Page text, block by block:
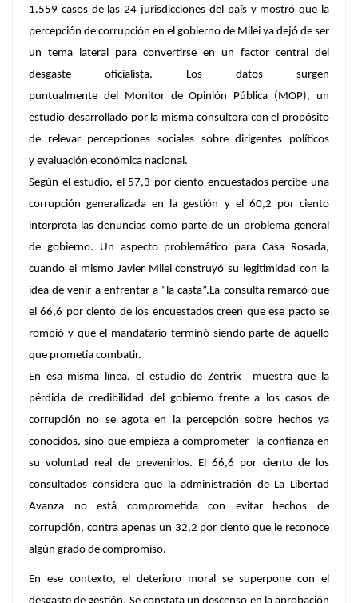
1.559 casos de las 24 jurisdicciones del país y mostró que la
percepción de corrupción en el gobierno de Milei ya dejó de ser
un tema lateral para convertirse en un factor central del
desgaste oficialista. Los datos surgen
puntualmente delMonitor de Opinión Pública (MOP), un
estudio desarrollado por la misma consultora con el propósito
de relevar percepciones sociales sobre dirigentes políticos
y evaluación económica nacional.
Según el estudio, el 57,3 por ciento encuestados percibe una
corrupción generalizada en la gestión y el 60,2 por ciento
interpreta las denuncias como parte de un problema general
de gobierno. Un aspecto problemático para Casa Rosada,
cuando el mismo Javier Milei construyó su legitimidad con la
idea de venir a enfrentar a “la casta”.La consulta remarcó que
el 66,6 por ciento de los encuestados creen que ese pacto se
rompió y que el mandatario terminó siendo parte de aquello
que prometía combatir.
En esa misma línea, el estudio de Zentrix muestra que la
pérdida de credibilidad del gobierno frente a los casos de
corrupción no se agota en la percepción sobre hechos ya
conocidos, sino que empieza a comprometer la confianza en
su voluntad real de prevenirlos. El 66,6 por ciento de los
consultados considera que la administración de La Libertad
Avanza no está comprometida con evitar hechos de
corrupción, contra apenas un 32,2 por ciento que le reconoce
algún grado de compromiso.
En ese contexto, el deterioro moral se superpone con el